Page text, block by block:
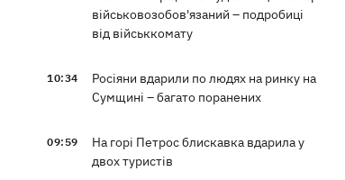
військовозобов'язаний – подробиці
від військкомату
10:34
Росіяни вдарили по людях на ринку на
Сумщині – багато поранених
09:59
На горі Петрос блискавка вдарила у
двох туристів